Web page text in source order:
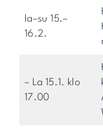
la–su 15.–
16.2.
– La 15.1. klo
17.00